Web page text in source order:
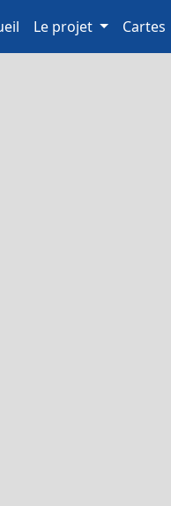
(current)
Le projet Cartes